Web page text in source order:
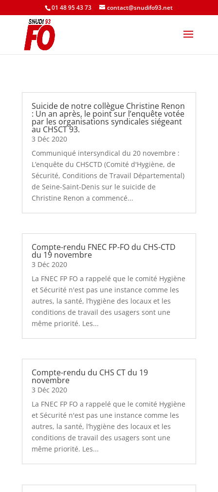
01 48 95 43 73 contact@snudifo93.net
Suicide de notre collègue Christine Renon
: Un an après, le point sur l’enquête votée
par les organisations syndicales siégeant
au CHSCT 93.
3 Déc 2020
Communiqué intersyndical du 20 novembre :
L’enquête du CHSCTD (Comité d'Hygiène, de
Sécurité, Conditions de Travail Départemental)
de Seine-Saint-Denis sur le suicide de
Christine Renon a commencé...
Compte-rendu FNEC FP-FO du CHS-CTD
du 19 novembre
3 Déc 2020
La FNEC FP FO a rappelé que le comité Hygiène
et Sécurité n'est pas une instance comme les
autres, la santé, l’hygiène des locaux et les
conditions de travail des usagers sont une
même priorité. Les...
Compte-rendu du CHS CT du 19
novembre
3 Déc 2020
La FNEC FP FO a rappelé que le comité Hygiène
et Sécurité n'est pas une instance comme les
autres, la santé, l’hygiène des locaux et les
conditions de travail des usagers sont une
même priorité. Les...